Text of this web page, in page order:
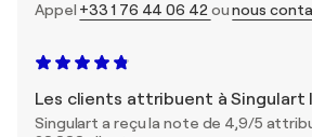
Appel +33 1 76 44 06 42 ounous
Les clients attribuent à Singulart
Singulart a reçu la note de 4,9/5